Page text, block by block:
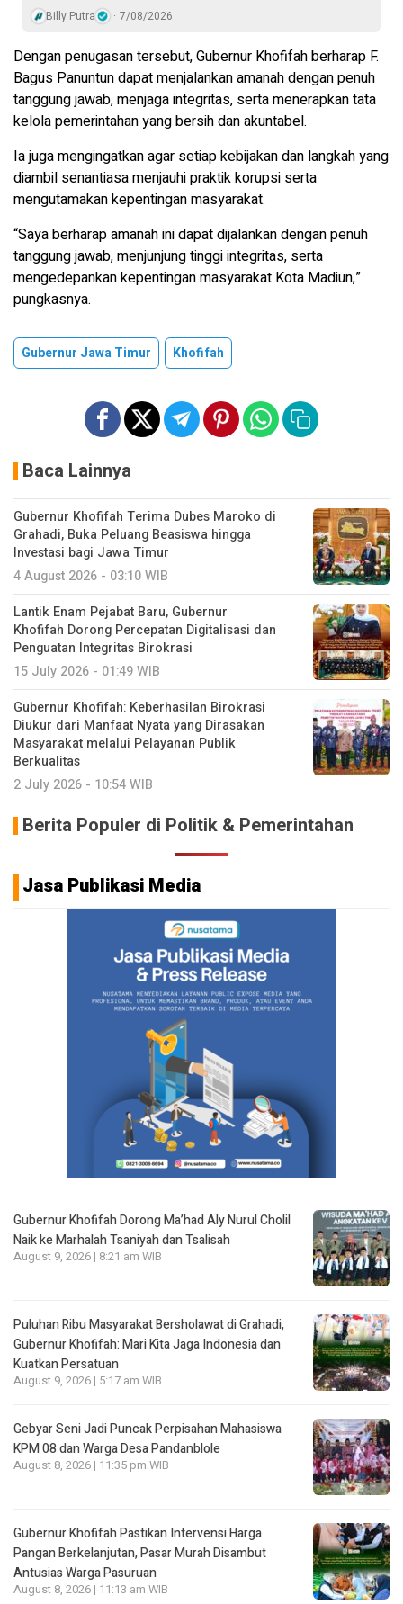
Billy Putra 7/08/2026
Dengan penugasan tersebut, Gubernur Khofifah berharap F.
Bagus Panuntun dapat menjalankan amanah dengan penuh
tanggung jawab, menjaga integritas, serta menerapkan tata
kelola pemerintahan yang bersih dan akuntabel.
Ia juga mengingatkan agar setiap kebijakan dan langkah yang
diambil senantiasa menjauhi praktik korupsi serta
mengutamakan kepentingan masyarakat.
“Saya berharap amanah ini dapat dijalankan dengan penuh
tanggung jawab, menjunjung tinggi integritas, serta
mengedepankan kepentingan masyarakat Kota Madiun,”
pungkasnya.
Gubernur Jawa Timur Khofifah
Baca Lainnya
Gubernur Khofifah Terima Dubes Maroko di
Grahadi, Buka Peluang Beasiswa hingga
Investasi bagi Jawa Timur
4 August 2026 - 03:10 WIB
Lantik Enam Pejabat Baru, Gubernur
Khofifah Dorong Percepatan Digitalisasi dan
Penguatan Integritas Birokrasi
15 July 2026 - 01:49 WIB
Gubernur Khofifah: Keberhasilan Birokrasi
Diukur dari Manfaat Nyata yang Dirasakan
Masyarakat melalui Pelayanan Publik
Berkualitas
2 July 2026 - 10:54 WIB
Berita Populer di Politik & Pemerintahan
Jasa Publikasi Media
Gubernur Khofifah Dorong Ma’had Aly Nurul Cholil
Naik ke Marhalah Tsaniyah dan Tsalisah
August 9, 2026 | 8:21 am WIB
Puluhan Ribu Masyarakat Bersholawat di Grahadi,
Gubernur Khofifah: Mari Kita Jaga Indonesia dan
Kuatkan Persatuan
August 9, 2026 | 5:17 am WIB
Gebyar Seni Jadi Puncak Perpisahan Mahasiswa
KPM 08 dan Warga Desa Pandanblole
August 8, 2026 | 11:35 pm WIB
Gubernur Khofifah Pastikan Intervensi Harga
Pangan Berkelanjutan, Pasar Murah Disambut
Antusias Warga Pasuruan
August 8, 2026 | 11:13 am WIB